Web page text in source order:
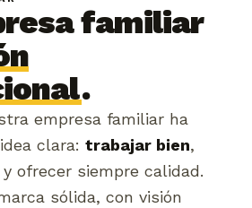
familiar
.
empresa familiar ha
clara: trabajar bien,
ofrecer siempre calidad.
sólida, con visión